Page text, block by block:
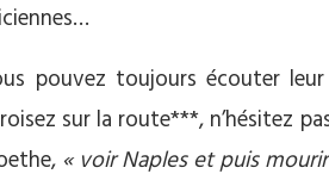
pouvez toujours écouter
sur la route***, n’hésitez
« voir Naples et puis